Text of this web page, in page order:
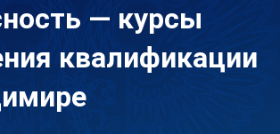
— курсы
квалификации